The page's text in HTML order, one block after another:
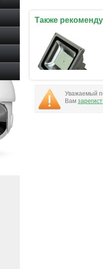
Также
Уважаемый
Вам